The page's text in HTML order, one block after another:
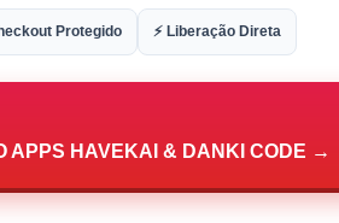
Protegido ⚡ Liberação Direta
APPS HAVEKAI & DANKI CODE →